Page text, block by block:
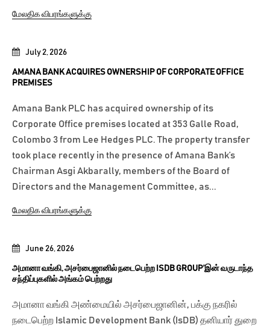
June 26, 2026
அமானா வங்கி, அசர்பைஜானில் நடைபெற்ற ISDB GROUP’இன் வருடாந்த
சந்திப்புகளில் அங்கம் பெற்றது
அமானா வங்கி அண்மையில் அசர்பைஜானின், பக்கு நகரில்
நடைபெற்ற Islamic Development Bank (IsDB) தனியார் துறை
July 2, 2026
AMANA BANK ACQUIRES OWNERSHIP OF CORPORATE OFFICE
PREMISES
Amana Bank PLC has acquired ownership of its
Corporate Office premises located at 353 Galle Road,
Colombo 3 from Lee Hedges PLC. The property transfer
took place recently in the presence of Amana Bank’s
Chairman Asgi Akbarally, members of the Board of
Directors and the Management Committee, as...
மேலதிக விபரங்களுக்கு
மேலதிக விபரங்களுக்கு